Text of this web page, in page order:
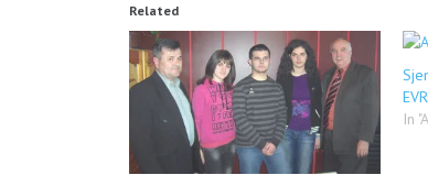
Related
In